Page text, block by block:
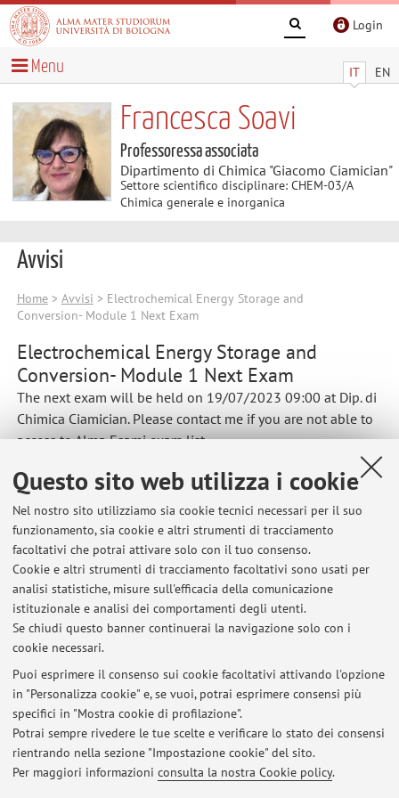
Questo sito web utilizza i cookie
Nel nostro sito utilizziamo sia cookie tecnici necessari per il suo
funzionamento, sia cookie e altri strumenti di tracciamento
facoltativi che potrai attivare solo con il tuo consenso.
Cookie e altri strumenti di tracciamento facoltativi sono usati per
analisi statistiche, misure sull'efficacia della comunicazione
istituzionale e analisi dei comportamenti degli utenti.
Se chiudi questo banner continuerai la navigazione solo con i
cookie necessari.
Puoi esprimere il consenso sui cookie facoltativi attivando l'opzione
in "Personalizza cookie" e, se vuoi, potrai esprimere consensi più
specifici in "Mostra cookie di profilazione".
Potrai sempre rivedere le tue scelte e verificare lo stato dei consensi
rientrando nella sezione "Impostazione cookie" del sito.
Per maggiori informazioni consulta la nostra Cookie policy.
Login
IT EN
Menu
Francesca Soavi
Professoressa associata
Dipartimento di Chimica "Giacomo Ciamician"
Settore scientifico disciplinare: CHEM-03/A
Chimica generale e inorganica
Avvisi
Home> Avvisi > Electrochemical Energy Storage and
Conversion- Module 1 Next Exam
Electrochemical Energy Storage and
Conversion- Module 1 Next Exam
The next exam will be held on 19/07/2023 09:00 at Dip. di
Chimica Ciamician. Please contact me if you are not able to
access to Alma Esami exam list
Ultimi avvisi
Master in Battery EcoDesign
Pubblicato il: 03 agosto 2025
Electrochemical Energy Storage and Conversion- Module 1 Next
Exam
Pubblicato il: 30 giugno 2023
For the students in Advanced Automotive Engineering
Pubblicato il: 23 ottobre 2019